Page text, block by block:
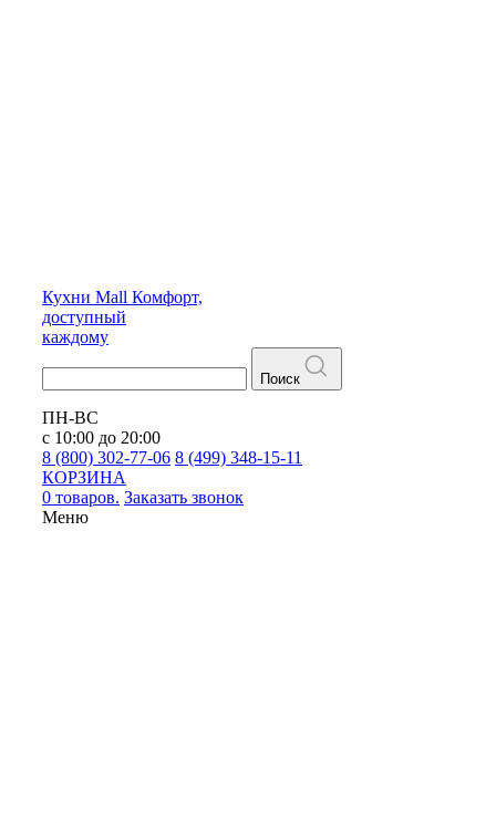
Кухни Mall Комфорт,
доступный
каждому
Поиск
ПН-ВС
с 10:00 до 20:00
8 (800) 302-77-06 8 (499) 348-15-11
КОРЗИНА
0 товаров. Заказать звонок
Меню